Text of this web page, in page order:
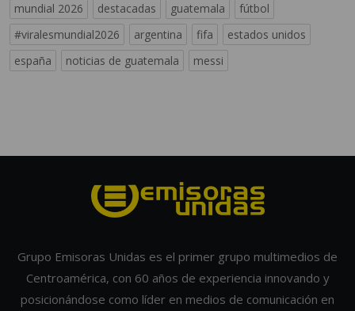
mundial 2026 destacadas guatemala
fútbol
#viralesmundial2026
argentina fifa
estados unidos
españa
noticias de guatemala messi
Grupo Emisoras Unidas es el primer grupo multimedios de
Centroamérica, con 60 años de experiencia innovando y
posicionándose como líder en medios de comunicación en